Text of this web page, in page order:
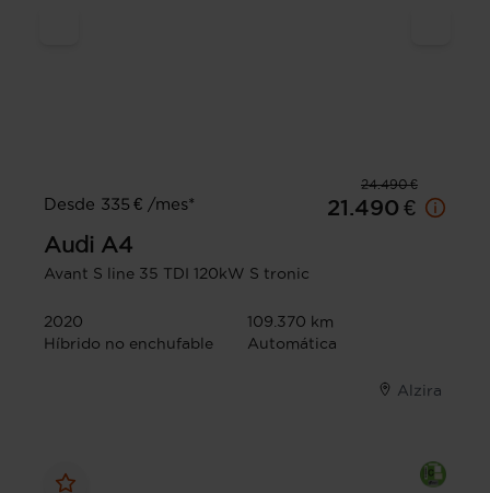
24.490 €
Desde 335 € /mes*
21.490 €
Audi A4
Avant S line 35 TDI 120kW S tronic
2020
109.370 km
Híbrido no enchufable
Automática
Alzira